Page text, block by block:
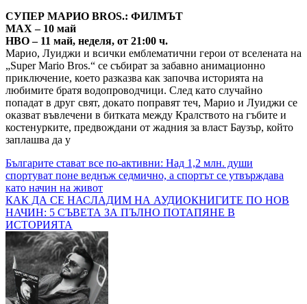
СУПЕР МАРИО BROS.: ФИЛМЪТ
MAX – 10 май
HBO – 11 май, неделя, от 21:00 ч.
Марио, Луиджи и всички емблематични герои от вселената на
„Super Mario Bros.“ се събират за забавно анимационно
приключение, което разказва как започва историята на
любимите братя водопроводчици. След като случайно
попадат в друг свят, докато поправят теч, Марио и Луиджи се
оказват въвлечени в битката между Кралството на гъбите и
костенурките, предвождани от жадния за власт Баузър, който
заплашва да у
Навигация
Българите стават все по-активни: Над 1,2 млн. души
спортуват поне веднъж седмично, а спортът се утвърждава
като начин на живот
КАК ДА СЕ НАСЛАДИМ НА АУДИОКНИГИТЕ ПО НОВ
НАЧИН: 5 СЪВЕТА ЗА ПЪЛНО ПОТАПЯНЕ В
ИСТОРИЯТА